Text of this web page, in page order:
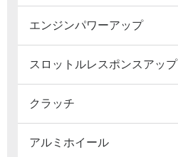
エンジンパワーアップ
スロットルレスポンスアップ
クラッチ
アルミホイール